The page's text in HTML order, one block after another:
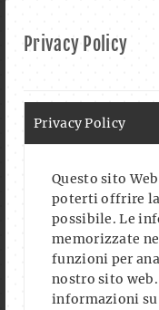
Privacy Policy
Privacy Policy
Questo sito
poterti offrire
possibile. Le
memorizzate
funzioni per
nostro sito
informazioni